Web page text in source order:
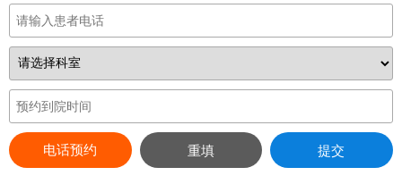
电话预约 重填 提交